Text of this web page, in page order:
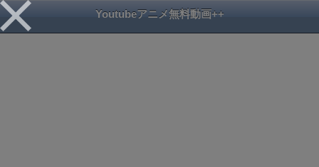
Youtubeアニメ無料動画++